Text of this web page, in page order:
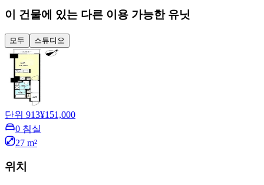
이 건물에 있는 다른 이용 가능한 유닛
모두 스튜디오
단위 913¥151,000
0 침실
27 m²
위치